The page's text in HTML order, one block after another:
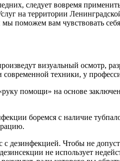
следует вовремя
на территории
поможем вам чувствовать себя
визуальный осмотр,
техники, у
помощи» на основе
боремся с наличие
дезинфекцией. Чтобы не
не использует